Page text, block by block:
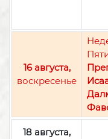
16 августа,
воскресенье
18 августа,